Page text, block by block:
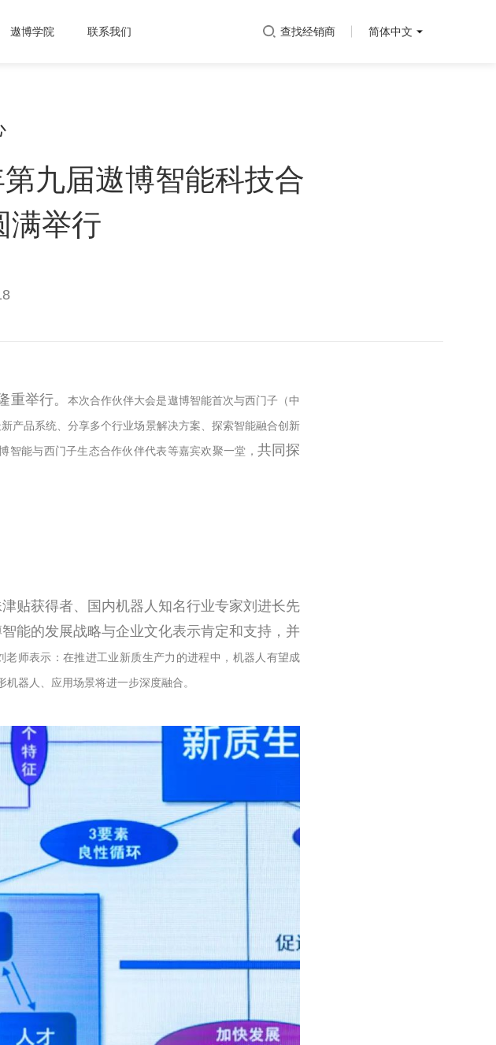
遨博学院 联系我们 查找经销商 简体中文
九届遨博智能科技合
满举行
重举行。 本次合作伙伴大会是遨博智能首次与西门子（中
产品系统、分享多个行业场景解决方案、探索智能融合创新
智能与西门子生态合作伙伴代表等嘉宾欢聚一堂， 共同探
贴获得者、国内机器人知名行业专家刘进长先
能的发展战略与企业文化表示肯定和支持，并
老师表示：在推进工业新质生产力的进程中，机器人有望成
器人、应用场景将进一步深度融合。